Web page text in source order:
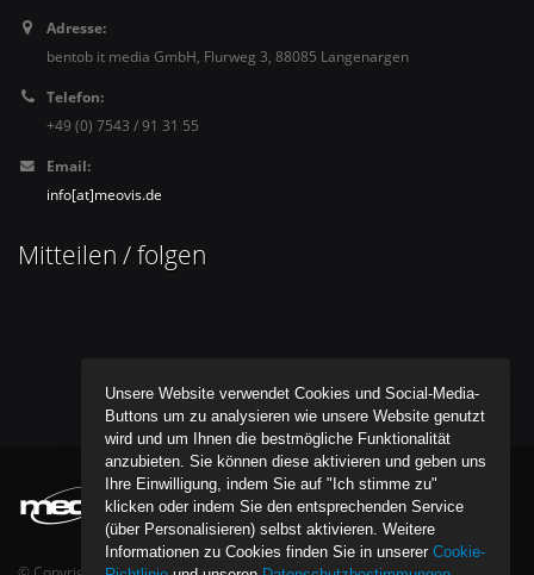
Adresse:
bentob it media GmbH, Flurweg 3, 88085 Langenargen
Telefon:
+49 (0) 7543 / 91 31 55
Email:
info[at]meovis.de
Mitteilen / folgen
Unsere Website verwendet Cookies und Social-Media-
Buttons um zu analysieren wie unsere Website genutzt
wird und um Ihnen die bestmögliche Funktionalität
anzubieten. Sie können diese aktivieren und geben uns
Ihre Einwilligung, indem Sie auf "Ich stimme zu"
klicken oder indem Sie den entsprechenden Service
(über Personalisieren) selbst aktivieren. Weitere
Informationen zu Cookies finden Sie in unserer Cookie-